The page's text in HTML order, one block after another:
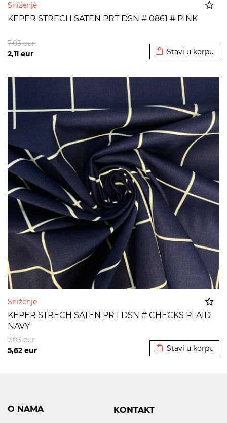
Sniženje
KEPER STRECH SATEN PRT DSN # 0861 # PINK
2,11 eur
7,03eur
Stavi u korpu
Sniženje
KEPER STRECH SATEN PRT DSN # CHECKS PLAID
NAVY
5,62 eur
7,03eur
Stavi u korpu
O NAMA KONTAKT